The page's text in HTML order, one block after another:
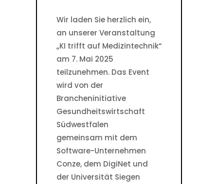
Wir laden Sie herzlich ein,
an unserer Veranstaltung
„KI trifft auf Medizintechnik“
am 7. Mai 2025
teilzunehmen. Das Event
wird von der
Brancheninitiative
Gesundheitswirtschaft
Südwestfalen
gemeinsam mit dem
Software-Unternehmen
Conze, dem DigiNet und
der Universität Siegen